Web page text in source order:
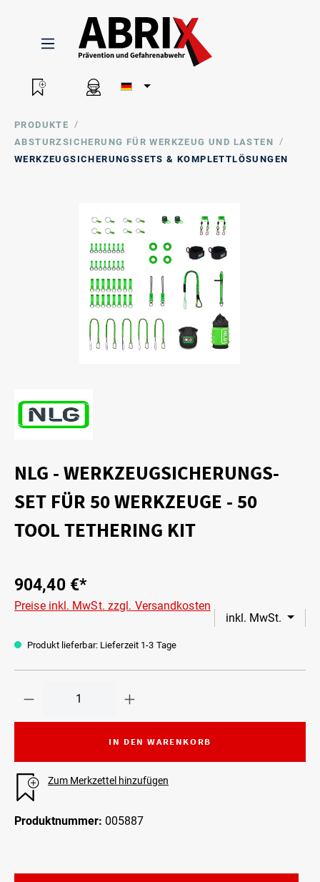
PRODUKTE
/
ABSTURZSICHERUNG FÜR WERKZEUG UND LASTEN
/
WERKZEUGSICHERUNGSSETS & KOMPLETTLÖSUNGEN
NLG - WERKZEUGSICHERUNGS-
SET FÜR 50 WERKZEUGE - 50
TOOL TETHERING KIT
904,40 €*
inkl. MwSt.
Preise inkl. MwSt. zzgl. Versandkosten
Produkt lieferbar: Lieferzeit 1-3 Tage
IN DEN WARENKORB
Zum Merkzettel hinzufügen
Produktnummer: 005887